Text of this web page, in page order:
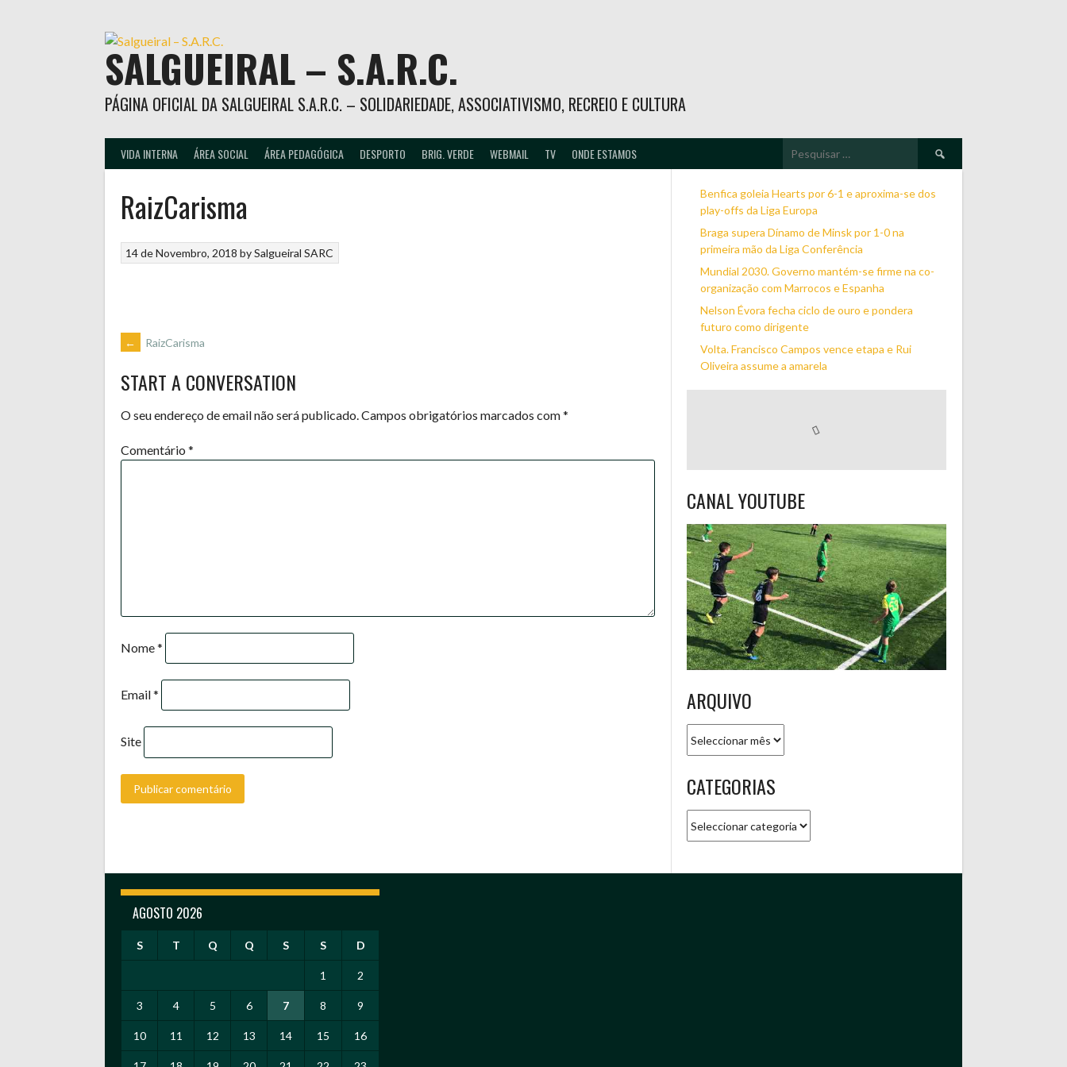
SALGUEIRAL – S.A.R.C.
PÁGINA OFICIAL DA SALGUEIRAL S.A.R.C. – SOLIDARIEDADE, ASSOCIATIVISMO, RECREIO E CULTURA
VIDA INTERNA ÁREA SOCIAL ÁREA PEDAGÓGICA DESPORTO BRIG. VERDE WEBMAIL TV ONDE ESTAMOS
Pesquisar
por:
RaizCarisma
14 de Novembro, 2018 bySalgueiral SARC
POST
NAVIGATION
← RaizCarisma
START A CONVERSATION
O seu endereço de email não será publicado.Campos obrigatórios marcados com*
Comentário *
Nome*
Email*
Site
Benfica goleia Hearts por 6-1 e aproxima-se dos
play-offs da Liga Europa
Braga supera Dínamo de Minsk por 1-0 na
primeira mão da Liga Conferência
Mundial 2030. Governo mantém-se firme na co-
organização com Marrocos e Espanha
Nelson Évora fecha ciclo de ouro e pondera
futuro como dirigente
Volta. Francisco Campos vence etapa e Rui
Oliveira assume a amarela
CANAL YOUTUBE
ARQUIVO
CATEGORIAS
AGOSTO 2026
S T Q Q S S D
1 2
3 4 5 6 7 8 9
10 11 12 13 14 15 16